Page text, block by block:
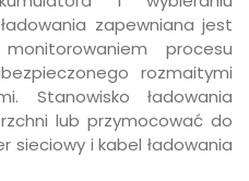
zapewniana jest
procesu
rozmaitymi
Stanowisko ładowania
lub przymocować do
sieciowy i kabel ładowania